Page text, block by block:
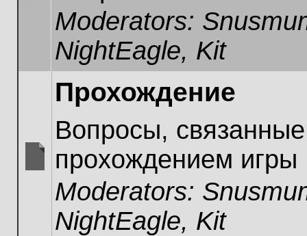
unreadModerators:
NightEagle, Kit
unread
Прохождение
Вопросы,
прохождением игры
Moderators:
NightEagle, Kit